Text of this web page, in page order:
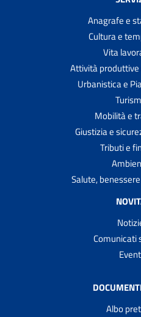
Anagrafe e
Cultura e
Vita
Attività
Urbanistica e
Mobilità e
Giustizia e
Tributi e
Salute,
Comunicati
Albo